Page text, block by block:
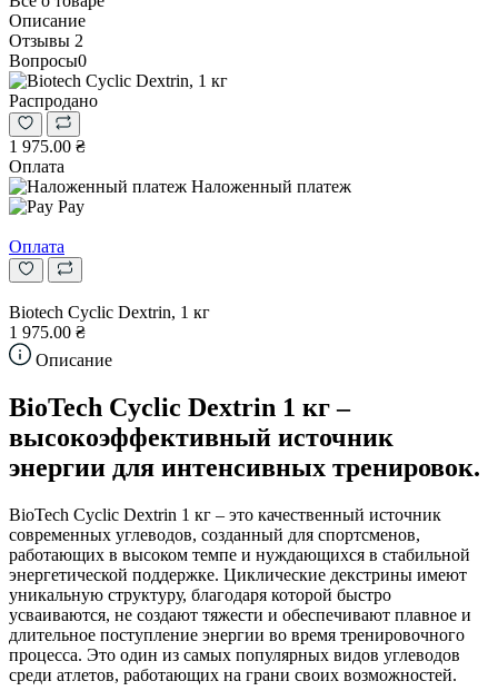
Описание
Отзывы 2
Вопросы0
Распродано
1 975.00 ₴
Оплата
Наложенный платеж
Pay
Оплата
Biotech Cyclic Dextrin, 1 кг
1 975.00 ₴
Описание
BioTech Cyclic Dextrin 1 кг –
высокоэффективный источник
энергии для интенсивных тренировок.
BioTech Cyclic Dextrin 1 кг – это качественный источник
современных углеводов, созданный для спортсменов,
работающих в высоком темпе и нуждающихся в стабильной
энергетической поддержке. Циклические декстрины имеют
уникальную структуру, благодаря которой быстро
усваиваются, не создают тяжести и обеспечивают плавное и
длительное поступление энергии во время тренировочного
процесса. Это один из самых популярных видов углеводов
среди атлетов, работающих на грани своих возможностей.